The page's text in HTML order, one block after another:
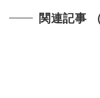
関連記事